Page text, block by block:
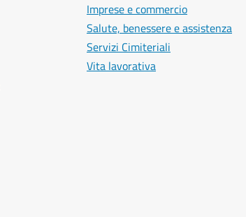
Imprese e commercio
Salute, benessere e assistenza
Servizi Cimiteriali
Vita lavorativa